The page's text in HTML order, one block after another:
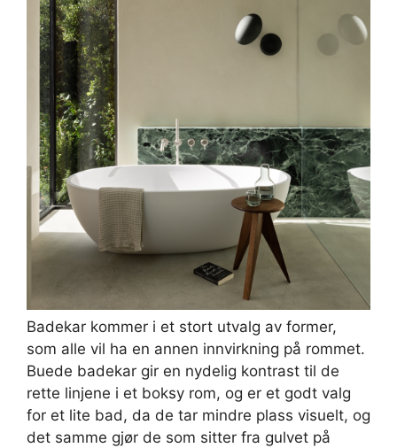
Badekar kommer i et stort utvalg av former,
som alle vil ha en annen innvirkning på rommet.
Buede badekar gir en nydelig kontrast til de
rette linjene i et boksy rom, og er et godt valg
for et lite bad, da de tar mindre plass visuelt, og
det samme gjør de som sitter fra gulvet på